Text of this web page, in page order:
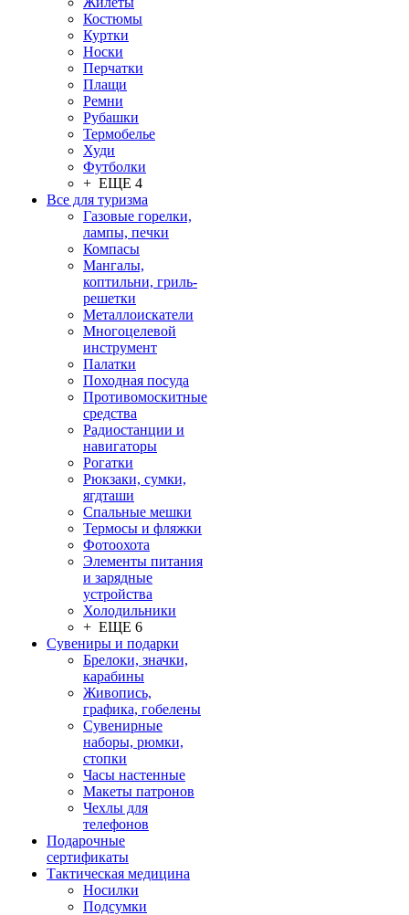
Костюмы
Куртки
Носки
Перчатки
Плащи
Ремни
Рубашки
Термобелье
Худи
Футболки
+ ЕЩЕ 4
Все для туризма
Газовые горелки,
лампы, печки
Компасы
Мангалы,
коптильни, гриль-
решетки
Металлоискатели
Многоцелевой
инструмент
Палатки
Походная посуда
Противомоскитные
средства
Радиостанции и
навигаторы
Рогатки
Рюкзаки, сумки,
ягдташи
Спальные мешки
Термосы и фляжки
Фотоохота
Элементы питания
и зарядные
устройства
Холодильники
+ ЕЩЕ 6
Сувениры и подарки
Брелоки, значки,
карабины
Живопись,
графика, гобелены
Сувенирные
наборы, рюмки,
стопки
Часы настенные
Макеты патронов
Чехлы для
телефонов
Подарочные
сертификаты
Тактическая медицина
Носилки
Подсумки